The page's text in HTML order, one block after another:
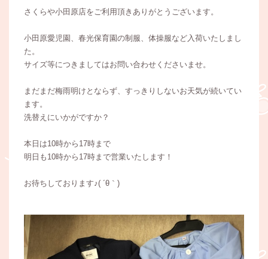
さくらや小田原店をご利用頂きありがとうございます。
小田原愛児園、春光保育園の制服、体操服など入荷いたしまし
た。
サイズ等につきましてはお問い合わせくださいませ。
まだまだ梅雨明けとならず、すっきりしないお天気が続いてい
ます。
洗替えにいかがですか？
本日は10時から17時まで
明日も10時から17時まで営業いたします！
お待ちしております♪( ´θ｀)